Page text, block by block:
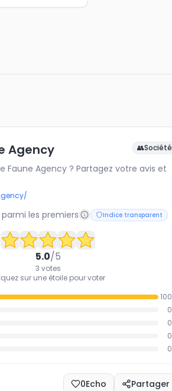
Agency 👥Société
Faune Agency ? Partagez votre avis et
parmi les premiers Indice transparent
5.0/5
3 votes
sur une étoile pour voter
100
0
0
0
0
0Echo Partager